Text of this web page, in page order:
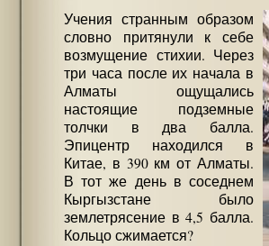
Учения странным образом
словно притянули к себе
возмущение стихии. Через
три часа после их начала в
Алматы ощущались
настоящие подземные
толчки в два балла.
Эпицентр находился в
Китае, в 390 км от Алматы.
В тот же день в соседнем
Кыргызстане было
землетрясение в 4,5 балла.
Кольцо сжимается?